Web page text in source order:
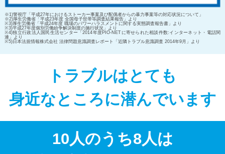
※1)警視庁「平成27年におけるストーカー事案及び配偶者からの暴力事案等の対応状況について」
※2)厚生労働省「平成23年度 全国母子世帯等調査結果報告」より
※3)厚生労働省「平成24年度 職場のパワーハラスメントに関する実態調査報告書」より
※3)平成27年度個別労働紛争解決制度の施行状況」より
※4)独立行政法人国民生活センター「2014年度PIO-NETに寄せられた相談件数:インターネット・電話関
連」より
※5)日本法規情報株式会社 法律問題意識調査レポート「近隣トラブル意識調査 2014年9月」より
トラブルはとても
身近なところに潜んでいます
10人のうち8人は